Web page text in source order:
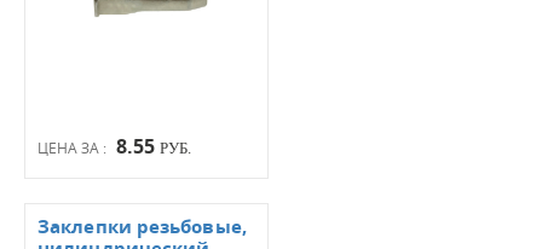
ЦЕНА ЗА : 8.55 РУБ.
Заклепки резьбовые,